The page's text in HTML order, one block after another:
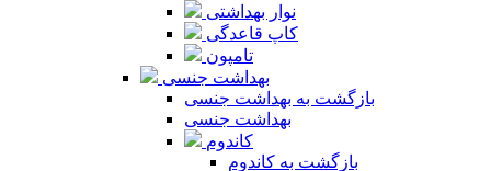
نوار بهداشتی
کاپ قاعدگی
تامپون
بهداشت جنسی
بازگشت به بهداشت جنسی
بهداشت جنسی
کاندوم
بازگشت به کاندوم